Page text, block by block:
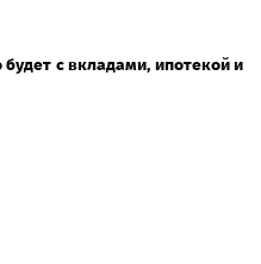
с вкладами, ипотекой и